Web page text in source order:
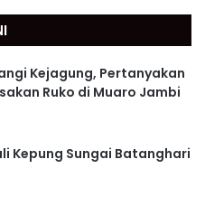
Kejagung, Pertanyakan
Ruko di Muaro Jambi
Kepung Sungai Batanghari